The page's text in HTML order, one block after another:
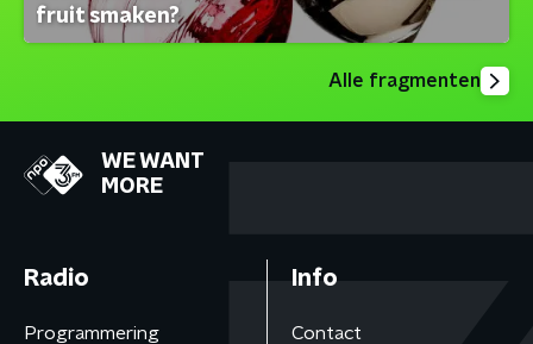
fruit smaken?
Alle fragmenten
WE WANT
MORE
Radio
Programmering
Info
Contact